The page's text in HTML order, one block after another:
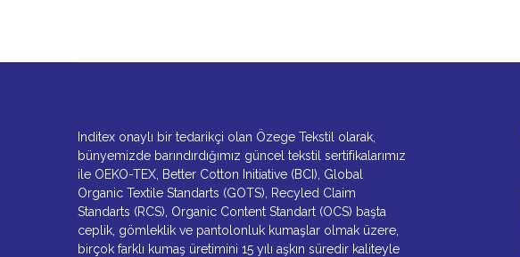
Inditex onaylı bir tedarikçi olan Özege Tekstil olarak,
bünyemizde barındırdığımız güncel tekstil sertifikalarımız
ile OEKO-TEX, Better Cotton Initiative (BCI), Global
Organic Textile Standarts (GOTS), Recyled Claim
Standarts (RCS), Organic Content Standart (OCS) başta
ceplik, gömleklik ve pantolonluk kumaşlar olmak üzere,
birçok farklı kumaş üretimini 15 yılı aşkın süredir kaliteyle